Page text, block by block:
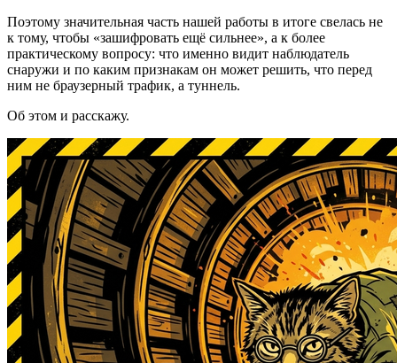
Поэтому значительная часть нашей работы в итоге свелась не
к тому, чтобы «зашифровать ещё сильнее», а к более
практическому вопросу: что именно видит наблюдатель
снаружи и по каким признакам он может решить, что перед
ним не браузерный трафик, а туннель.
Об этом и расскажу.